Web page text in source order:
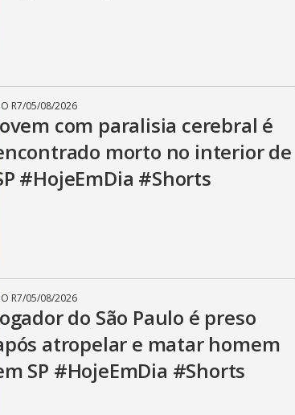
R7/05/08/2026
com paralisia cerebral é
morto no interior de
#HojeEmDia #Shorts
R7/05/08/2026
do São Paulo é preso
atropelar e matar homem
SP #HojeEmDia #Shorts